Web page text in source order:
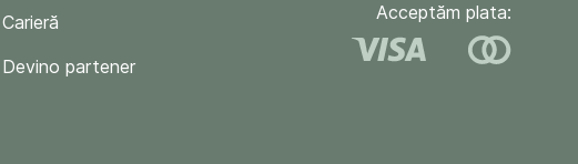
Carieră
Devino partener
Acceptăm plata: